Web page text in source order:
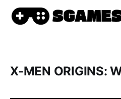
X-MEN ORIGINS: